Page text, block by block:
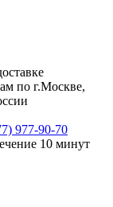
по г.Москве,
977-90-70
10 минут